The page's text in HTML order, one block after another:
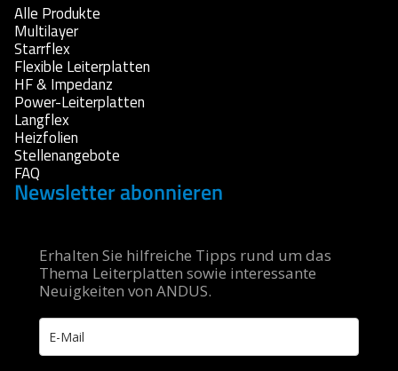
Alle Produkte
Multilayer
Starrflex
Flexible Leiterplatten
HF & Impedanz
Power-Leiterplatten
Langflex
Heizfolien
Stellenangebote
FAQ
Newsletter abonnieren
Erhalten Sie hilfreiche Tipps rund um das
Thema Leiterplatten sowie interessante
Neuigkeiten von ANDUS.